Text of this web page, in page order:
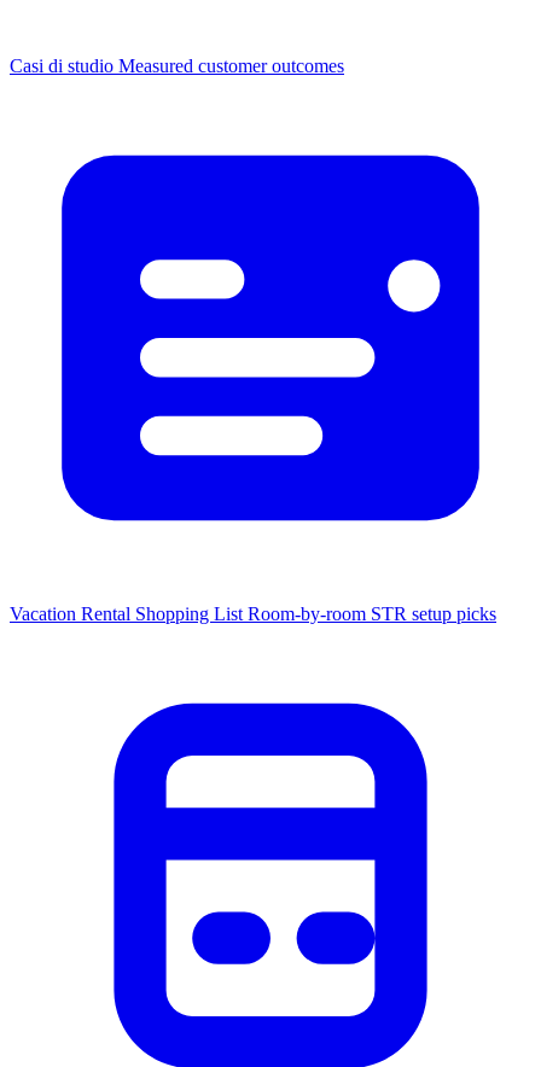
Casi di studio Measured customer outcomes
Vacation Rental Shopping List Room-by-room STR setup picks